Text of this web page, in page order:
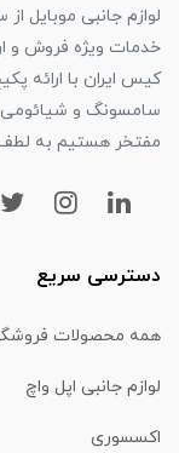
خدمات ویژه فروش و
کیس ایران با ارائه
سامسونگ و شیائومی
مفتخر هستیم به لطف
دسترسی سریع
همه محصولات
لوازم جانبی اپل واچ
اکسسوری